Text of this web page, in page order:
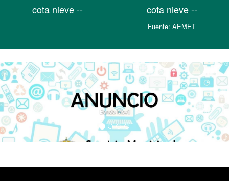
cota nieve --
cota nieve --
Fuente: AEMET
Bando Movil